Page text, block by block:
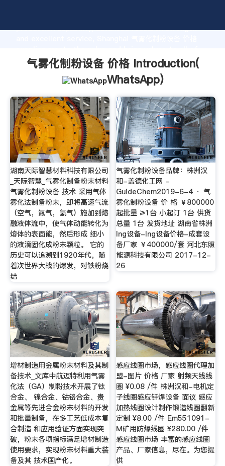
production capability, advanced research strength
customers.
气雾化制粉设备 价格 Introduction(
WhatsApp)
湖南天际智慧材料科技有限公司
_天际智慧_气雾化制备粉末材料
气雾化制粉设备 技术 采用气体
雾化法制备粉末，即将高速气流
（空气，氮气，氢气）施加到熔
融液体流中，使气体动能转化为
熔体的表面能，然后形成 细小
的液滴固化成粉末颗粒。 它的
历史可以追溯到1920年代，随
着次世界大战的爆发，对铁粉烧
结
气雾化制粉设备品牌：株洲汉
和-盖德化工网 -
GuideChem2019-6-4 · 气
雾化制粉设备 价 格 ￥800000
起批量 ≥1台 小起订 1台 供货
总量 1台 发货地址 湖南省株洲
lng设备-lng设备价格-成套设
备厂家 ￥400000/套 河北东照
能源科技有限公司 2017-12-
26
增材制造用金属粉末材料及其制
备技术_文库中航迈特利用气雾
化法（GA）制粉技术开展了钛
合金、 镍合金、钴铬合金、贵
金属等先进合金粉末材料的开发
和批量制备，在多工艺低成本复
合制造 和应用验证方面实现突
破，粉末各项指标满足增材制造
使用要求，实现粉末材料重大装
备及其 技术国产化。
感应线圈市场，感应线圈代理加
盟-图片 价格 厂家 射频天线线
圈 ¥0.08 /件 株洲汉和-电机定
子线圈感应钎焊设备 面议 感应
加热线圈设计制作锻造线圈翻新
定制 ¥8.00 /件 Em551091-
M矿用防爆线圈 ¥280.00 /件
感应线圈市场 丰富的感应线圈
产品、厂家信息，尽在。为您提
供